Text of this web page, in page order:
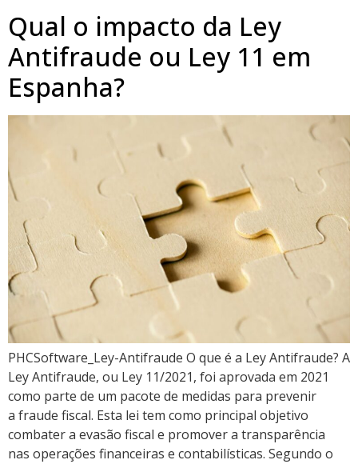
Qual o impacto da Ley
Antifraude ou Ley 11 em
Espanha?
PHCSoftware_Ley-Antifraude O que é a Ley Antifraude? A
Ley Antifraude, ou Ley 11/2021, foi aprovada em 2021
como parte de um pacote de medidas para prevenir
a fraude fiscal. Esta lei tem como principal objetivo
combater a evasão fiscal e promover a transparência
nas operações financeiras e contabilísticas. Segundo o